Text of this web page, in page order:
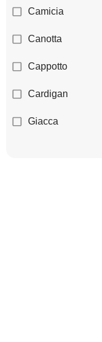
Camicia
Canotta
Cappotto
Cardigan
Giacca